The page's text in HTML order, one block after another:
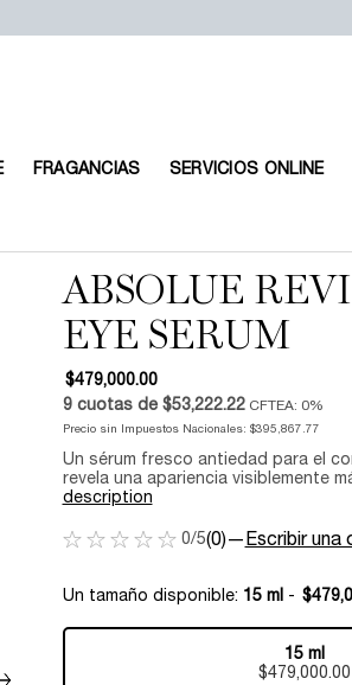
FRAGANCIAS SERVICIOS ONLINE
ABSOLUE
EYE SERUM
$479,000.00
9cuotas de $53,222.22 CFTEA: 0%
Precio sin Impuestos Nacionales: $395,867.77
Un sérum fresco antiedad para el
revela una apariencia visiblemente
description
0/5(0)— Escribir una
Un tamaño disponible: 15 ml -
15 ml
$479,000.00
, 1 of 1